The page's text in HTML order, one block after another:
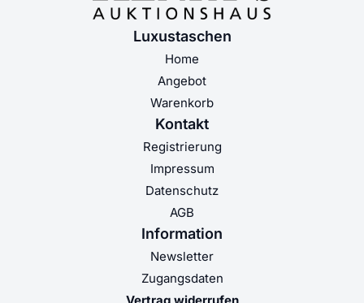
Luxustaschen
Home
Angebot
Warenkorb
Kontakt
Registrierung
Impressum
Datenschutz
AGB
Information
Newsletter
Zugangsdaten